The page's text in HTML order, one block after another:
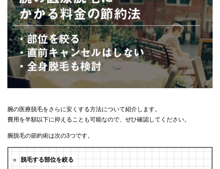
腕の医療脱毛をさらに安くする方法について紹介します。
費用を半額以下に抑えることも可能なので、ぜひ確認してください。
腕脱毛の節約術は次の3つです。
脱毛する部位を絞る